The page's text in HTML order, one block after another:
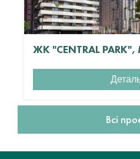
ЖК "CENTRAL
Всі